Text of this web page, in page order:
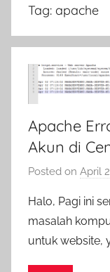
Tag: apache
Apache
Akun di
Posted on April
Halo, Pagi ini
masalah
untuk website,